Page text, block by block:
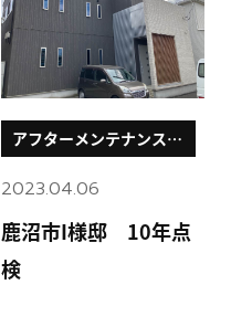
鹿沼市I様邸 10年点
検
アフターメンテナンスブ
2023.04.06